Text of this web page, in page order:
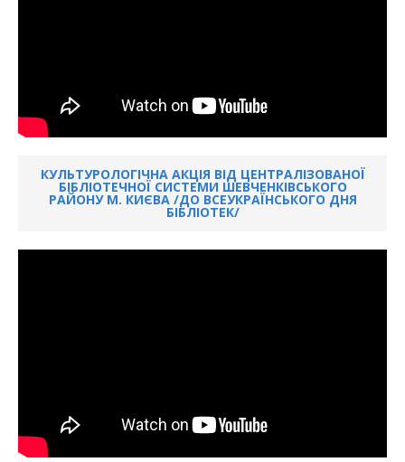
КУЛЬТУРОЛОГІЧНА АКЦІЯ ВІД ЦЕНТРАЛІЗОВАНОЇ
БІБЛІОТЕЧНОЇ СИСТЕМИ ШЕВЧЕНКІВСЬКОГО
РАЙОНУ М. КИЄВА /ДО ВСЕУКРАЇНСЬКОГО ДНЯ
БІБЛІОТЕК/